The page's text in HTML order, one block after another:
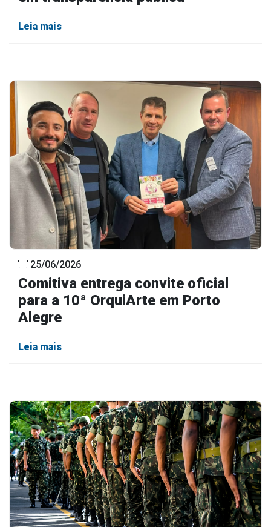
Leia mais
25/06/2026
Comitiva entrega convite oficial
para a 10ª OrquiArte em Porto
Alegre
Leia mais